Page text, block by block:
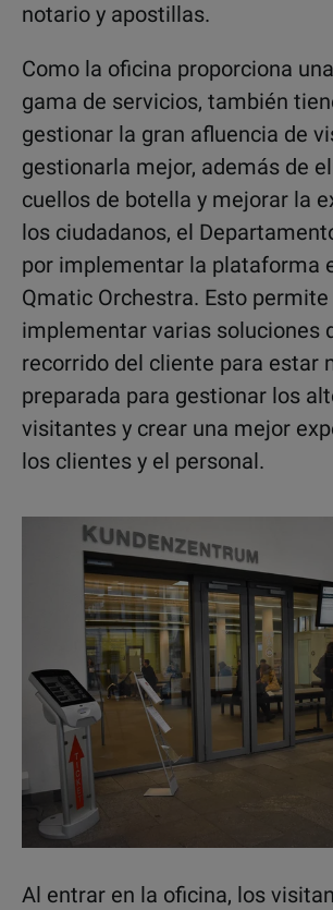
notario y apostillas.
Como la oficina proporciona
gama de servicios, también
gestionar la gran afluencia de
gestionarla mejor, además de
cuellos de botella y mejorar la
los ciudadanos, el
por implementar la plataforma
Qmatic Orchestra. Esto
implementar varias soluciones
recorrido del cliente para estar
preparada para gestionar los
visitantes y crear una mejor
los clientes y el personal.
Al entrar en la oficina, los